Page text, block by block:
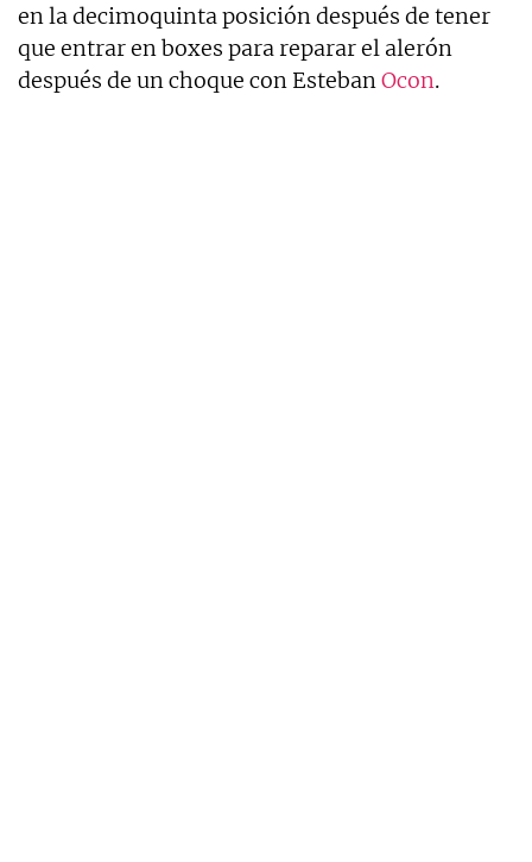
en la decimoquinta posición después de tener
que entrar en boxes para reparar el alerón
después de un choque con EstebanOcon.